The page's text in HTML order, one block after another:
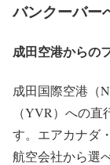
バンクーバー
成田空港からの
成田国際空港（
（YVR）への
す。エアカナダ
航空会社から選